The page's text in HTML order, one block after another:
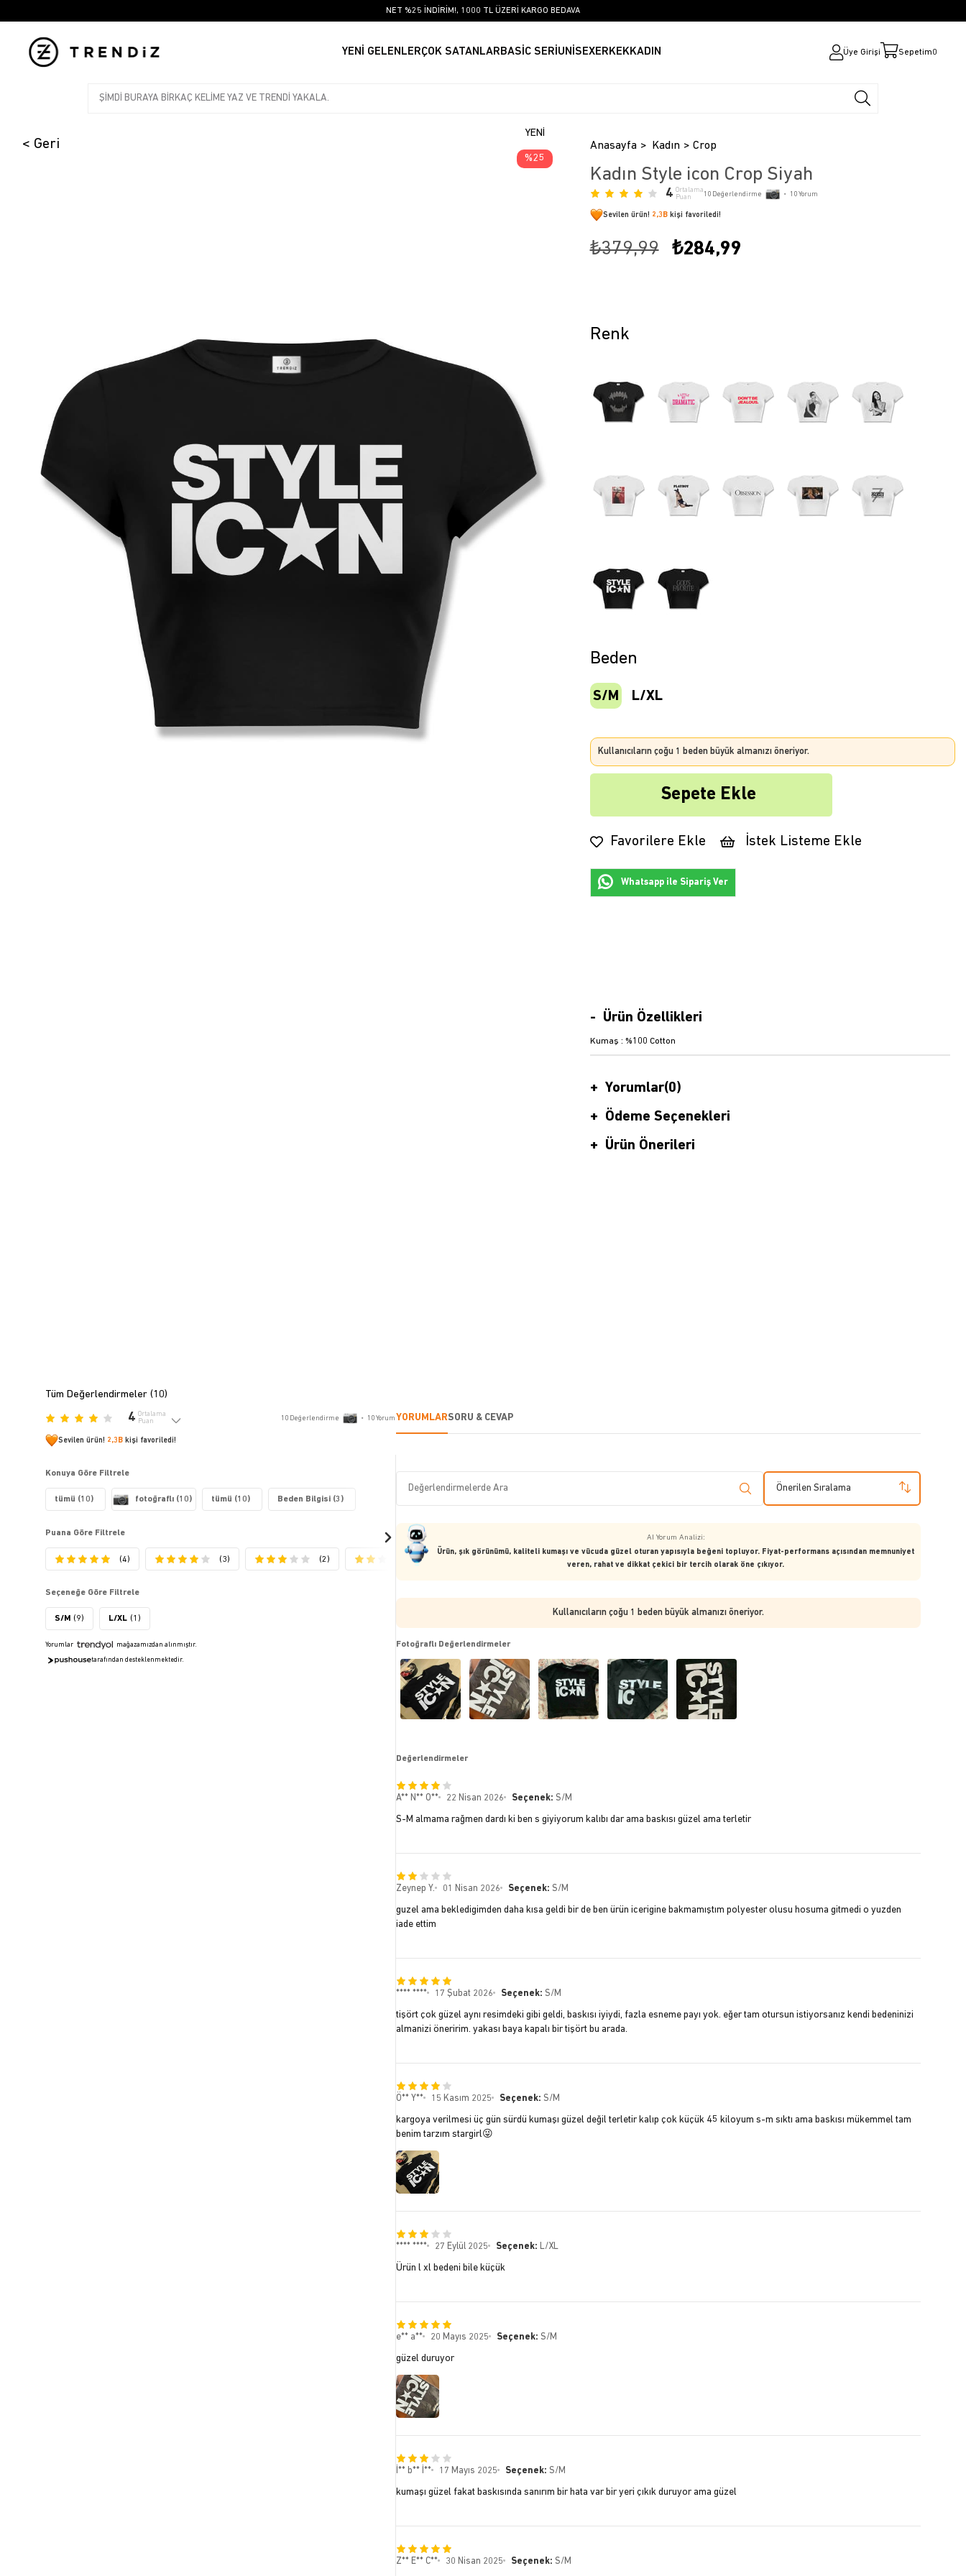
NET %25 İNDİRİM!, 1000 TL ÜZERİ KARGO BEDAVA
YENİ GELENLERÇOK SATANLARBASİC SERİ UNİSEXERKEKKADIN Üye Girişi Sepetim0
YENI
ÜRÜN
25
Anasayfa Kadın Crop
Kadın Style icon Crop Siyah
4 Ortalama
Puan
10Değerlendirme • 10Yorum
Sevilen ürün! 2,3Bkişi favoriledi!
₺379,99 ₺284,99
Beden
S/M L/XL
Kullanıcıların çoğu 1 beden büyük almanızı öneriyor.
Favorilere Ekle İstek Listeme Ekle
Whatsapp ile Sipariş Ver
Ürün Özellikleri
Kumaş : %100 Cotton
Yorumlar(0)
Ödeme Seçenekleri
Ürün Önerileri
Tüm Değerlendirmeler (10)
4 Ortalama
Puan
10Değerlendirme • 10Yorum
Sevilen ürün! 2,3B kişi favoriledi!
Konuya Göre Filtrele
tümü (10) fotoğraflı (10) tümü (10) Beden Bilgisi (3)
Puana Göre Filtrele
(4) (3) (2) (1)
Seçeneğe Göre Filtrele
S/M (9) L/XL (1)
Yorumlar mağazamızdan alınmıştır.
tarafından desteklenmektedir.
YORUMLARSORU & CEVAP
Önerilen Sıralama
AI Yorum Analizi:
Ürün, şık görünümü, kaliteli kumaşı ve vücuda güzel oturan yapısıyla beğeni topluyor. Fiyat-performans açısından memnuniyet
veren, rahat ve dikkat çekici bir tercih olarak öne çıkıyor.
Kullanıcıların çoğu 1 beden büyük almanızı öneriyor.
Fotoğraflı Değerlendirmeler
Değerlendirmeler
A** N** O** 22 Nisan 2026 Seçenek: S/M
S-M almama rağmen dardı ki ben s giyiyorum kalıbı dar ama baskısı güzel ama terletir
Zeynep Y. 01 Nisan 2026 Seçenek: S/M
guzel ama bekledigimden daha kısa geldi bir de ben ürün icerigine bakmamıştım polyester olusu hosuma gitmedi o yuzden
iade ettim
**** **** 17 Şubat 2026 Seçenek: S/M
tişört çok güzel aynı resimdeki gibi geldi, baskısı iyiydi, fazla esneme payı yok. eğer tam otursun istiyorsanız kendi bedeninizi
almanizi öneririm. yakası baya kapalı bir tişört bu arada.
Ö** Y** 15 Kasım 2025 Seçenek: S/M
kargoya verilmesi üç gün sürdü kumaşı güzel değil terletir kalıp çok küçük 45 kiloyum s-m sıktı ama baskısı mükemmel tam
benim tarzım stargirl😜
**** **** 27 Eylül 2025 Seçenek: L/XL
Ürün l xl bedeni bile küçük
e** a** 20 Mayıs 2025 Seçenek: S/M
güzel duruyor
İ** b** İ** 17 Mayıs 2025 Seçenek: S/M
kumaşı güzel fakat baskısında sanırım bir hata var bir yeri çıkık duruyor ama güzel
Z** E** C** 30 Nisan 2025 Seçenek: S/M